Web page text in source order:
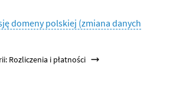
domeny polskiej (zmiana danych
Rozliczenia i płatności